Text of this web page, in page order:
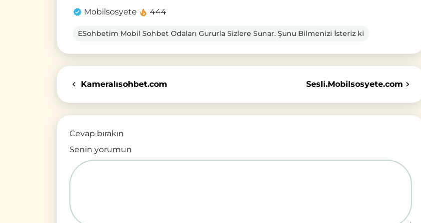
Mobilsosyete 444
ESohbetim Mobil Sohbet Odaları Gururla Sizlere Sunar. Şunu Bilmenizi İsteriz ki
Kameralısohbet.com Sesli.Mobilsosyete.com
Cevap bırakın
Senin yorumun